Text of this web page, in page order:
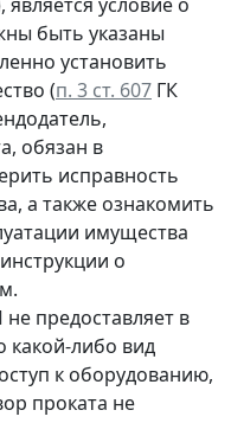
быть указаны
установить
(п. 3 ст. 607 ГК
обязан в
исправность
а также ознакомить
имущества
о
предоставляет в
какой-либо вид
к оборудованию,
проката не